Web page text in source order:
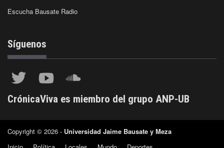
Escucha Bausate Radio
Síguenos
CrónicaViva es miembro del grupo ANP-UB
Copyright © 2026 - Universidad Jaime Bausate y Meza